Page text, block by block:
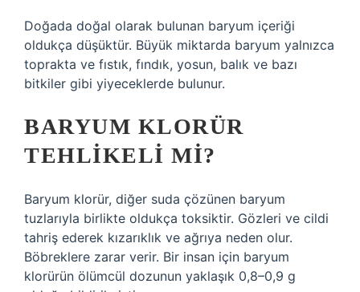
Doğada doğal olarak bulunan baryum içeriği
oldukça düşüktür. Büyük miktarda baryum yalnızca
toprakta ve fıstık, fındık, yosun, balık ve bazı
bitkiler gibi yiyeceklerde bulunur.
BARYUM KLORÜR
TEHLIKELI MI?
Baryum klorür, diğer suda çözünen baryum
tuzlarıyla birlikte oldukça toksiktir. Gözleri ve cildi
tahriş ederek kızarıklık ve ağrıya neden olur.
Böbreklere zarar verir. Bir insan için baryum
klorürün ölümcül dozunun yaklaşık 0,8–0,9 g